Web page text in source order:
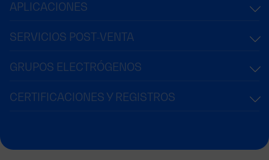
APLICACIONES
SERVICIOS POST-VENTA
GRUPOS ELECTRÓGENOS
CERTIFICACIONES Y REGISTROS